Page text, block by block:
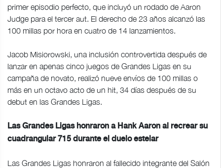
primer episodio perfecto, que incluyó un rodado de Aaron
Judge para el tercer aut. El derecho de 23 años alcanzó las
100 millas por hora en cuatro de 14 lanzamientos.
Jacob Misiorowski, una inclusión controvertida después de
lanzar en apenas cinco juegos de Grandes Ligas en su
campaña de novato, realizó nueve envíos de 100 millas o
más en un octavo acto de un hit, 34 días después de su
debut en las Grandes Ligas.
Las Grandes Ligas honraron a Hank Aaron al recrear su
cuadrangular 715 durante el duelo estelar
Las Grandes Ligas honraron al fallecido integrante del Salón